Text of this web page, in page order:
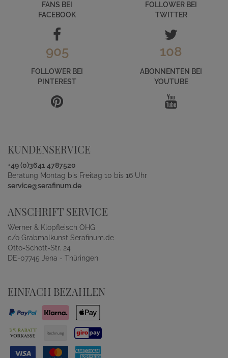
FANS BEI
FACEBOOK
FOLLOWER BEI
TWITTER
905
FOLLOWER BEI
PINTEREST
108
ABONNENTEN BEI
YOUTUBE
KUNDENSERVICE
+49 (0)3641 4787520
Beratung Montag bis Freitag 10 bis 16 Uhr
service@serafinum.de
ANSCHRIFT SERVICE
Werner & Klopfleisch OHG
c/o Grabmalkunst Serafinum.de
Otto-Schott-Str. 24
DE-07745 Jena - Thüringen
EINFACH BEZAHLEN